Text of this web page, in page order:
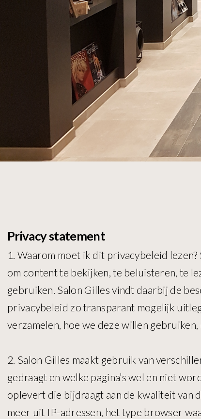
Privacy statement
1. Waarom moet ik dit privacybeleid
om content te bekijken, te beluisteren, te
gebruiken. Salon Gilles vindt daarbij de
privacybeleid zo transparant mogelijk
verzamelen, hoe we deze willen
2. Salon Gilles maakt gebruik van
gedraagt en welke pagina’s wel en niet
oplevert die bijdraagt aan de kwaliteit van
meer uit IP-adressen, het type browser